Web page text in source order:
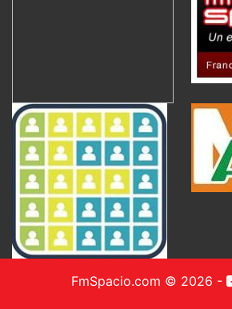
FmSpacio.com © 2026 -